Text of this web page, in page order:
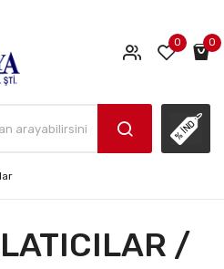
0 0
/